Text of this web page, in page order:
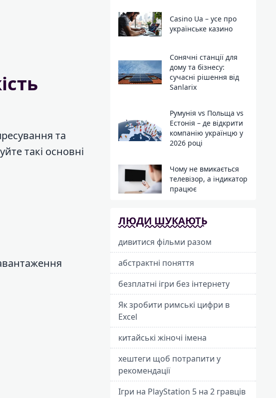
та
такі основні
Casino Ua – усе про
українське казино
Сонячні станції для
дому та бізнесу:
сучасні рішення від
Sanlarix
Румунія vs Польща vs
Естонія – де відкрити
компанію українцю у
2026 році
Чому не вмикається
телевізор, а індикатор
працює
ЛЮДИ ШУКАЮТЬ
дивитися фільми разом
абстрактні поняття
безплатні ігри без інтернету
Як зробити римські цифри в
Excel
китайські жіночі імена
хештеги щоб потрапити у
рекомендації
Ігри на PlayStation 5 на 2 гравців